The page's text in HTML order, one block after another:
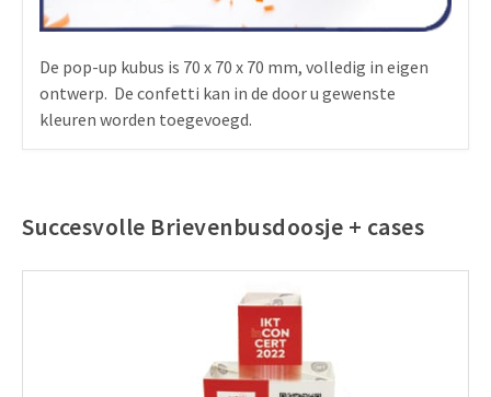
De pop-up kubus is 70 x 70 x 70 mm, volledig in eigen
ontwerp. De confetti kan in de door u gewenste
kleuren worden toegevoegd.
Succesvolle Brievenbusdoosje + cases